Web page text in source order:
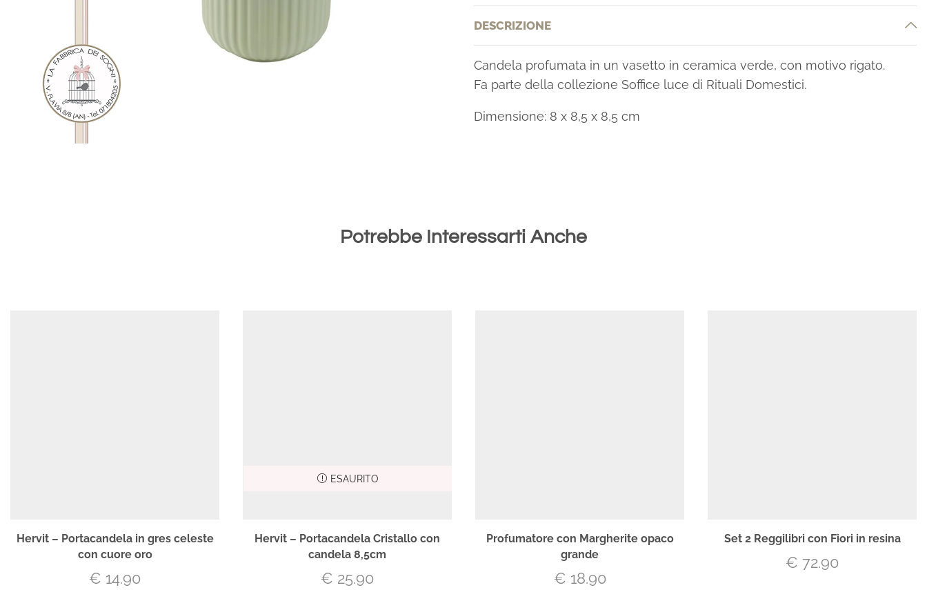
DESCRIZIONE
Candela profumata in un vasetto in ceramica verde, con motivo rigato.
Fa parte della collezione Soffice luce di Rituali Domestici.
Dimensione: 8 x 8,5 x 8,5 cm
Potrebbe Interessarti Anche
Hervit – Portacandela in gres celeste
con cuore oro
€ 14.90
ESAURITO
Hervit – Portacandela Cristallo con
candela 8,5cm
€ 25.90
Profumatore con Margherite opaco
grande
€ 18.90
Set 2 Reggilibri con Fiori in resina
€ 72.90